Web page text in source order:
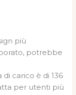
più
potrebbe
di carico è di 136
per utenti più